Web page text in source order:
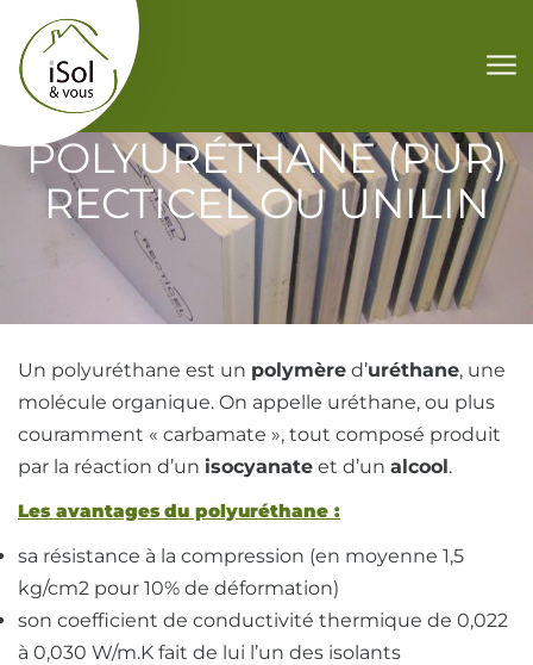
Aller au contenu
POLYURÉTHANE (PUR)
RECTICEL OU UNILIN
Un polyuréthane est un polymère d’uréthane, une
molécule organique. On appelle uréthane, ou plus
couramment « carbamate », tout composé produit
par la réaction d’un isocyanate et d’un alcool.
Les avantages du polyuréthane :
sa résistance à la compression (en moyenne 1,5
kg/cm2 pour 10% de déformation)
son coefficient de conductivité thermique de 0,022
à 0,030 W/m.K fait de lui l’un des isolants